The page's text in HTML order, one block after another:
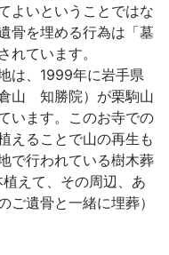
よいということではな
骨を埋める行為は「墓
れています。
は、1999年に岩手県
山 知勝院）が栗駒山
います。このお寺での
えることで山の再生も
で行われている樹木葬
えて、その周辺、あ
ご遺骨と一緒に埋葬）